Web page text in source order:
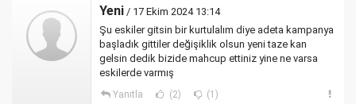
Yeni / 17 Ekim 2024 13:14
Şu eskiler gitsin bir kurtulalım diye adeta kampanya
başladık gittiler değişiklik olsun yeni taze kan
gelsin dedik bizide mahcup ettiniz yine ne varsa
eskilerde varmış
Yanıtla (2) (1)